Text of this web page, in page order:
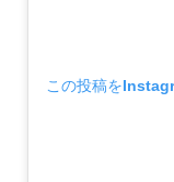
この投稿を